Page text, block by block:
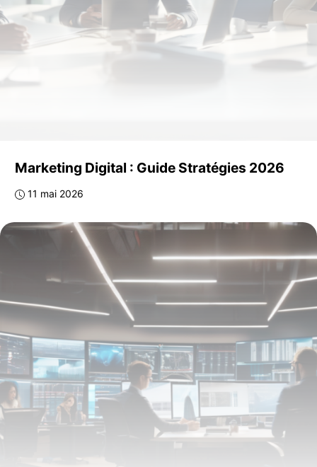
Marketing Digital : Guide Stratégies 2026
11 mai 2026